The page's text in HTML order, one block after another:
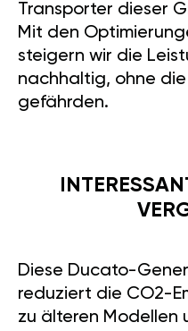
Transporter dieser
Mit den
steigern wir die
nachhaltig, ohne
gefährden.
Diese Ducato-
reduziert die CO2-
zu älteren Modellen